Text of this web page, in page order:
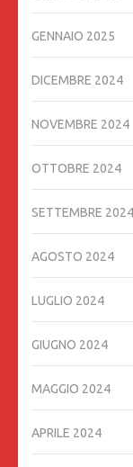
GENNAIO 2025
DICEMBRE 2024
NOVEMBRE 2024
OTTOBRE 2024
SETTEMBRE 2024
AGOSTO 2024
LUGLIO 2024
GIUGNO 2024
MAGGIO 2024
APRILE 2024